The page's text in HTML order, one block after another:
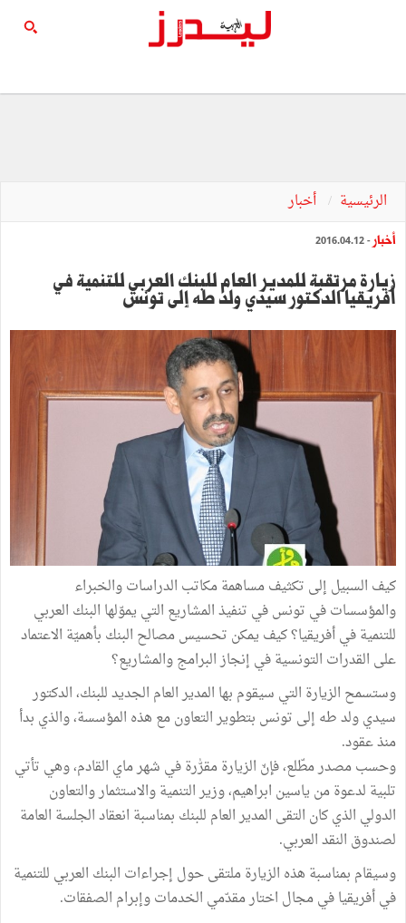
الرئيسية أخبار
أخبار - 2016.04.12
زيارة مرتقبة للمدير العام للبنك العربي للتنمية في
أفريقيا الدكتور سيدي ولد طه إلى تونس
كيف السبيل إلى تكثيف مساهمة مكاتب الدراسات والخبراء
والمؤسسات في تونس في تنفيذ المشاريع التي يموّلها البنك العربي
للتنمية في أفريقيا؟ كيف يمكن تحسيس مصالح البنك بأهميّة الاعتماد
على القدرات التونسية في إنجاز البرامج والمشاريع؟
وستسمح الزيارة التي سيقوم بها المدير العام الجديد للبنك، الدكتور
سيدي ولد طه إلى تونس بتطوير التعاون مع هذه المؤسسة، والذي بدأ
منذ عقود.
وحسب مصدر مطّلع، فإنّ الزيارة مقرّٰرة في شهر ماي القادم، وهي تأتي
تلبية لدعوة من ياسين ابراهيم، وزير التنمية والاستثمار والتعاون
الدولي الذي كان التقى المدير العام للبنك بمناسبة انعقاد الجلسة العامة
لصندوق النقد العربي.
وسيقام بمناسبة هذه الزيارة ملتقى حول إجراءات البنك العربي للتنمية
في أفريقيا في مجال اختار مقدّمي الخدمات وإبرام الصفقات.